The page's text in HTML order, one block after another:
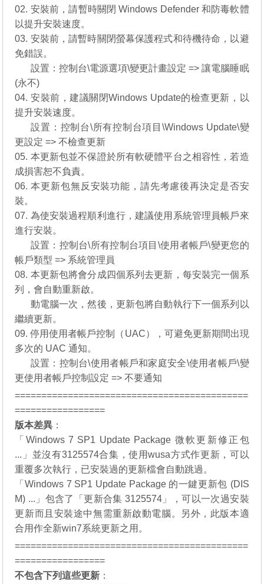
02. 安裝前，請暫時關閉 Windows Defender 和防毒軟體
以提升安裝速度。
03. 安裝前，請暫時關閉螢幕保護程式和待機待命，以避
免錯誤。
設置：控制台\電源選項\變更計畫設定 => 讓電腦睡眠
(永不)
04. 安裝前，建議關閉Windows Update的檢查更新，以
提升安裝速度。
設置：控制台\所有控制台項目\Windows Update\變
更設定 => 不檢查更新
05. 本更新包並不保證於所有軟硬體平台之相容性，若造
成損害恕不負責。
06. 本更新包無反安裝功能，請先考慮後再決定是否安
裝。
07. 為使安裝過程順利進行，建議使用系統管理員帳戶來
進行安裝。
設置：控制台\所有控制台項目\使用者帳戶\變更您的
帳戶類型 => 系統管理員
08. 本更新包將會分成四個系列去更新，每安裝完一個系
列，會自動重新啟。
動電腦一次，然後，更新包將自動執行下一個系列以
繼續更新。
09. 停用使用者帳戶控制（UAC），可避免更新期間出現
多次的 UAC 通知。
設置：控制台\使用者帳戶和家庭安全\使用者帳戶\變
更使用者帳戶控制設定 => 不要通知
============================================
=================
版本差異 ：
「Windows 7 SP1 Update Package 微軟更新修正包
...」並沒有3125574合集，使用wusa方式作更新，可以
重覆多次執行，已安裝過的更新檔會自動跳過。
「Windows 7 SP1 Update Package 的一鍵更新包 (DIS
M) ...」包含了「更新合集 3125574」，可以一次過安裝
更新而且安裝途中無需重新啟動電腦。另外，此版本適
合用作全新win7系統更新之用。
============================================
=================
不包含下列這些更新 ：